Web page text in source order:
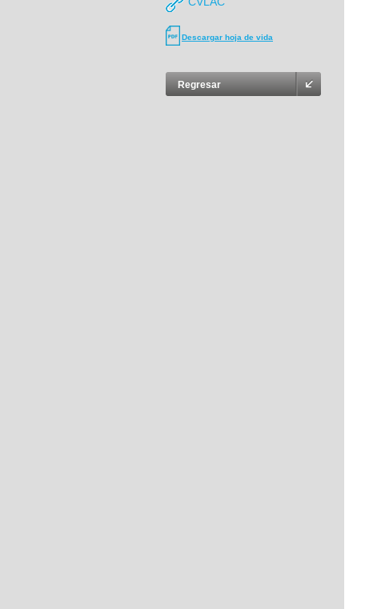
Descargar hoja de vida
Regresar